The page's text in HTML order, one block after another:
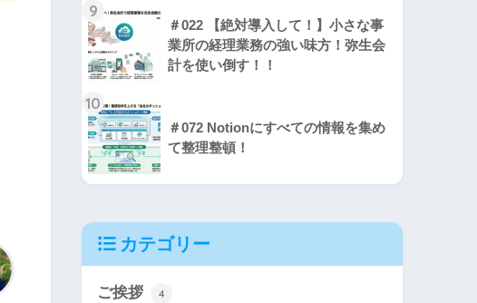
9
＃022 【絶対導入して！】小さな事
業所の経理業務の強い味方！弥生会
計を使い倒す！！
10
＃072 Notionにすべての情報を集め
て整理整頓！
カテゴリー
ご挨拶 4